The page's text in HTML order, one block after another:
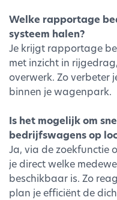
Welke rapportage
systeem halen?
Je krijgt rapportage
met inzicht in
overwerk. Zo verbeter
binnen je wagenpark.
Is het mogelijk om
bedrijfswagens op
Ja, via de zoekfunctie
je direct welke
beschikbaar is. Zo
plan je efficiënt de